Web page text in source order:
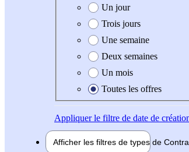
Date de création de l'offre
Un jour
Trois jours
Une semaine
Deux semaines
Un mois
Toutes les offres
Appliquerle filtre de date de
Afficher les filtres de types de